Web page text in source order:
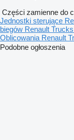
Części zamienne do
Jednostki sterujące
biegów Renault Trucks
Oblicowania Renault
Podobne ogłoszenia